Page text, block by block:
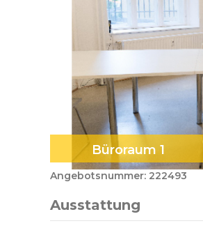
Büroraum 1
Angebotsnummer: 222493
Ausstattung